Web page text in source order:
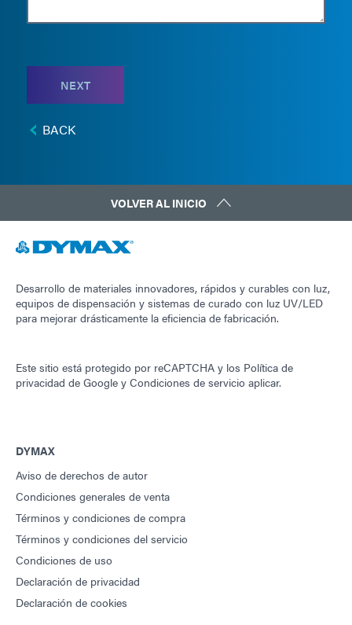
NEXT
BACK
VOLVER AL INICIO
Desarrollo de materiales innovadores, rápidos y curables con luz,
equipos de dispensación y sistemas de curado con luz UV/LED
para mejorar drásticamente la eficiencia de fabricación.
Este sitio está protegido por reCAPTCHA y los Política de
privacidad de Google y Condiciones de servicio aplicar.
DYMAX
Aviso de derechos de autor
Condiciones generales de venta
Términos y condiciones de compra
Términos y condiciones del servicio
Condiciones de uso
Declaración de privacidad
Declaración de cookies